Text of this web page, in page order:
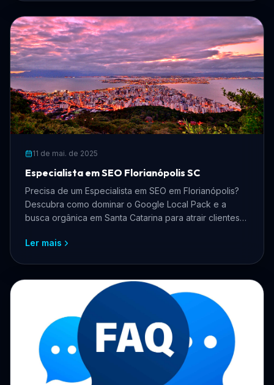
11 de mai. de 2025
Especialista em SEO Florianópolis SC
Precisa de um Especialista em SEO em Florianópolis?
Descubra como dominar o Google Local Pack e a
busca orgânica em Santa Catarina para atrair clientes
Ler mais